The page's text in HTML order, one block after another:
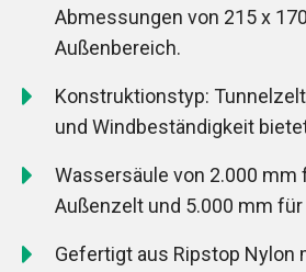
Abmessungen von 215 x
Außenbereich.
Konstruktionstyp:
und Windbeständigkeit
Wassersäule von 2.000 mm
Außenzelt und 5.000 mm
Gefertigt aus Ripstop Nylon